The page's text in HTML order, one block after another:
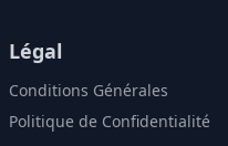
Légal
Conditions Générales
Politique de Confidentialité